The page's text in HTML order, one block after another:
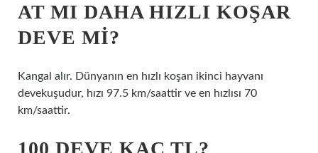
AT MI DAHA HIZLI KOŞAR
DEVE MI?
Kangal alır. Dünyanın en hızlı koşan ikinci hayvanı
devekuşudur, hızı 97.5 km/saattir ve en hızlısı 70
km/saattir.
100 DEVE KAÇ TL?